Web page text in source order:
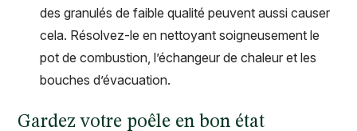
des granulés de faible qualité peuvent aussi causer
cela. Résolvez-le en nettoyant soigneusement le
pot de combustion, l’échangeur de chaleur et les
bouches d’évacuation.
Gardez votre poêle en bon état